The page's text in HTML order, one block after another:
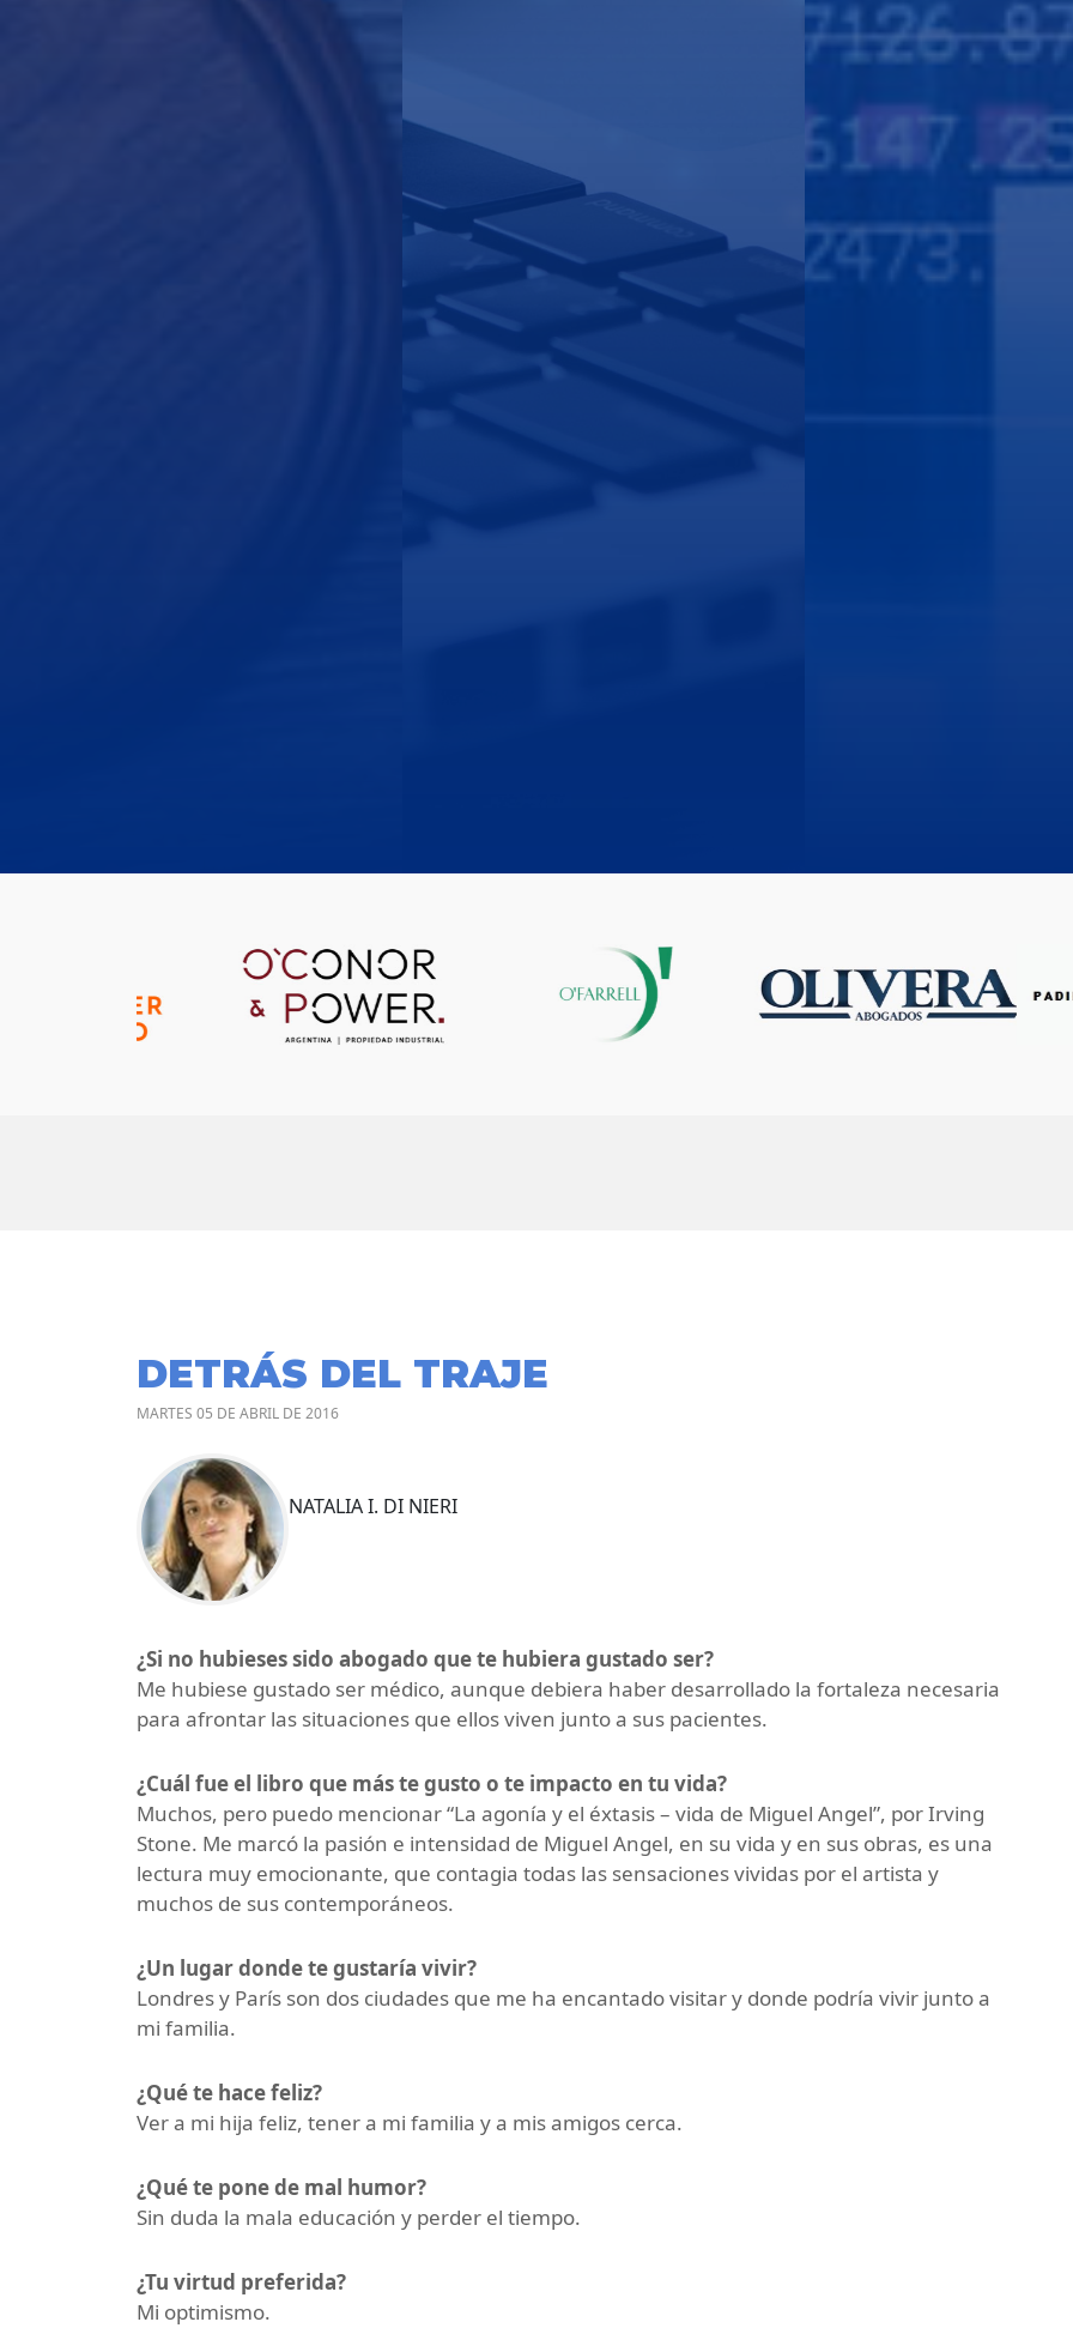
DETRÁS DEL TRAJE
MARTES 05 DE ABRIL DE 2016
NATALIA I. DI NIERI
¿Si no hubieses sido abogado que te hubiera gustado ser?
Me hubiese gustado ser médico, aunque debiera haber desarrollado la fortaleza necesaria
para afrontar las situaciones que ellos viven junto a sus pacientes.
¿Cuál fue el libro que más te gusto o te impacto en tu vida?
Muchos, pero puedo mencionar “La agonía y el éxtasis – vida de Miguel Angel”, por Irving
Stone. Me marcó la pasión e intensidad de Miguel Angel, en su vida y en sus obras, es una
lectura muy emocionante, que contagia todas las sensaciones vividas por el artista y
muchos de sus contemporáneos.
¿Un lugar donde te gustaría vivir?
Londres y París son dos ciudades que me ha encantado visitar y donde podría vivir junto a
mi familia.
¿Qué te hace feliz?
Ver a mi hija feliz, tener a mi familia y a mis amigos cerca.
¿Qué te pone de mal humor?
Sin duda la mala educación y perder el tiempo.
¿Tu virtud preferida?
Mi optimismo.